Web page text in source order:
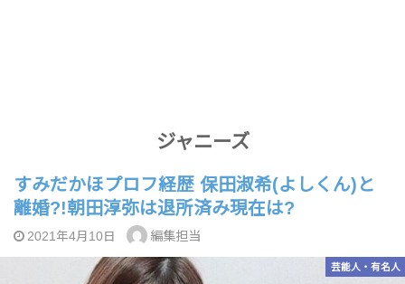
ジャニーズ
すみだかほプロフ経歴 保田淑希(よしくん)と
離婚?!朝田淳弥は退所済み現在は?
2021年4月10日 編集担当
芸能人・有名人